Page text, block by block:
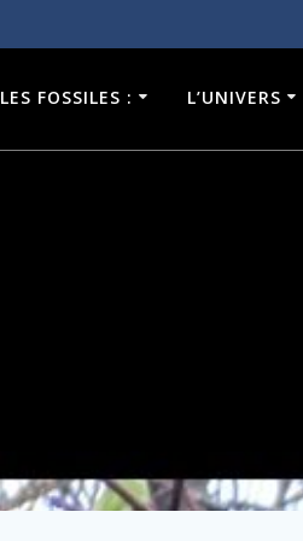
LES FOSSILES : L’UNIVERS